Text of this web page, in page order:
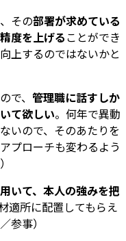
その部署が求めている
度を上げることができ
上するのではないかと
で、 管理職に話すしか
て欲しい。何年で異動
いので、そのあたりを
プローチも変わるよう
いて、本人の強みを把
適所に配置してもらえ
参事）